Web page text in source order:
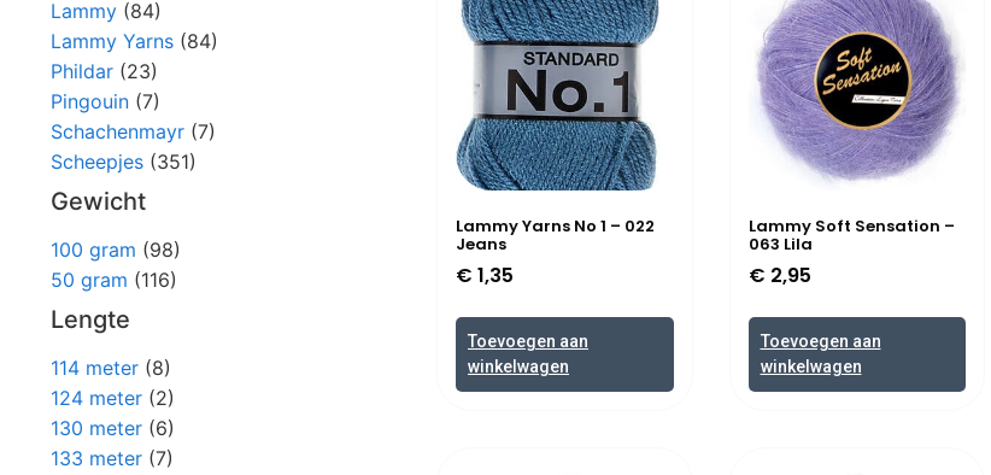
Lammy (84)
Lammy Yarns (84)
Phildar (23)
Pingouin (7)
Schachenmayr (7)
Scheepjes (351)
Gewicht
100 gram (98)
50 gram (116)
Lengte
114 meter (8)
124 meter (2)
130 meter (6)
133 meter (7)
Lammy Yarns No 1 – 022
Jeans
€ 1,35
Toevoegen aan
winkelwagen
Lammy Soft Sensation –
063 Lila
€ 2,95
Toevoegen aan
winkelwagen